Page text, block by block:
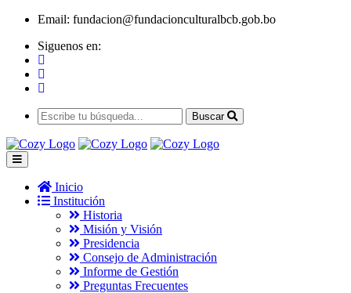
Email: fundacion@fundacionculturalbcb.gob.bo
Siguenos en:
Buscar
Inicio
Institución
Historia
Misión y Visión
Presidencia
Consejo de Administración
Informe de Gestión
Preguntas Frecuentes